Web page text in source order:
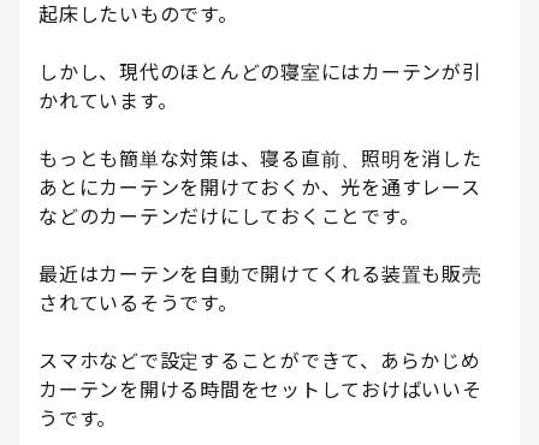
起床したいものです。
しかし、現代のほとんどの寝室にはカーテンが引
かれています。
もっとも簡単な対策は、寝る直前、照明を消した
あとにカーテンを開けておくか、光を通すレース
などのカーテンだけにしておくことです。
最近はカーテンを自動で開けてくれる装置も販売
されているそうです。
スマホなどで設定することができて、あらかじめ
カーテンを開ける時間をセットしておけばいいそ
うです。